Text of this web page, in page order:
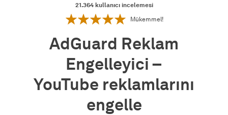
21.364 kullanıcı incelemesi
Mükemmel!
AdGuard Reklam
Engelleyici –
YouTube reklamlarını
engelle